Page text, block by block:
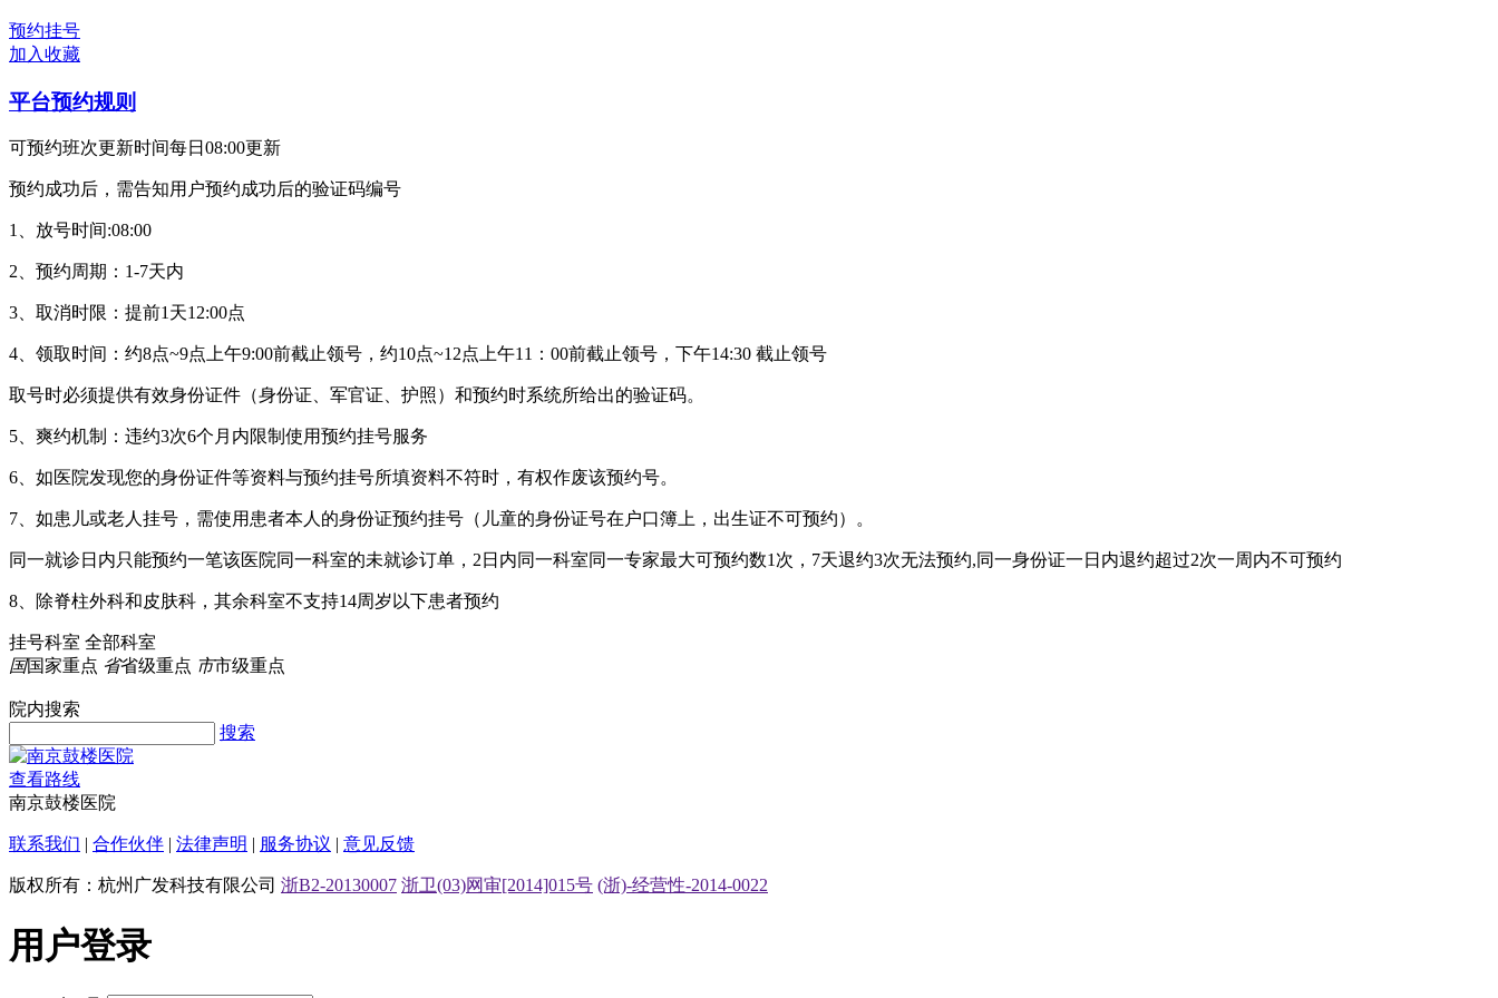
预约挂号
加入收藏
平台预约规则
可预约班次更新时间每日08:00更新
预约成功后，需告知用户预约成功后的验证码编号
1、放号时间:08:00
2、预约周期：1-7天内
3、取消时限：提前1天12:00点
4、领取时间：约8点~9点上午9:00前截止领号，约10点~12点上午11：00前截止领号，下午14:30 截止领号
取号时必须提供有效身份证件（身份证、军官证、护照）和预约时系统所给出的验证码。
5、爽约机制：违约3次6个月内限制使用预约挂号服务
6、如医院发现您的身份证件等资料与预约挂号所填资料不符时，有权作废该预约号。
7、如患儿或老人挂号，需使用患者本人的身份证预约挂号（儿童的身份证号在户口簿上，出生证不可预约）。
同一就诊日内只能预约一笔该医院同一科室的未就诊订单，2日内同一科室同一专家最大可预约数1次，7天退约3次无法预约,同一身份证一日内退约超过2次一周内不可预约
8、除脊柱外科和皮肤科，其余科室不支持14周岁以下患者预约
挂号科室 全部科室
国国家重点 省省级重点 市市级重点
院内搜索
搜索
查看路线
南京鼓楼医院
联系我们 | 合作伙伴 | 法律声明 | 服务协议 | 意见反馈
版权所有：杭州广发科技有限公司 浙B2-20130007 浙卫(03)网审[2014]015号 (浙)-经营性-2014-0022
用户登录